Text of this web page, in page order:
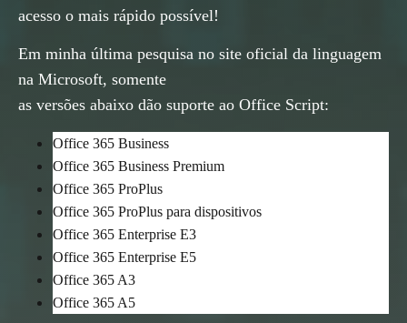
acesso o mais rápido possível!
Em minha última pesquisa no site oficial da linguagem
na Microsoft, somente
as versões abaixo dão suporte ao Office Script:
Office 365 Business
Office 365 Business Premium
Office 365 ProPlus
Office 365 ProPlus para dispositivos
Office 365 Enterprise E3
Office 365 Enterprise E5
Office 365 A3
Office 365 A5